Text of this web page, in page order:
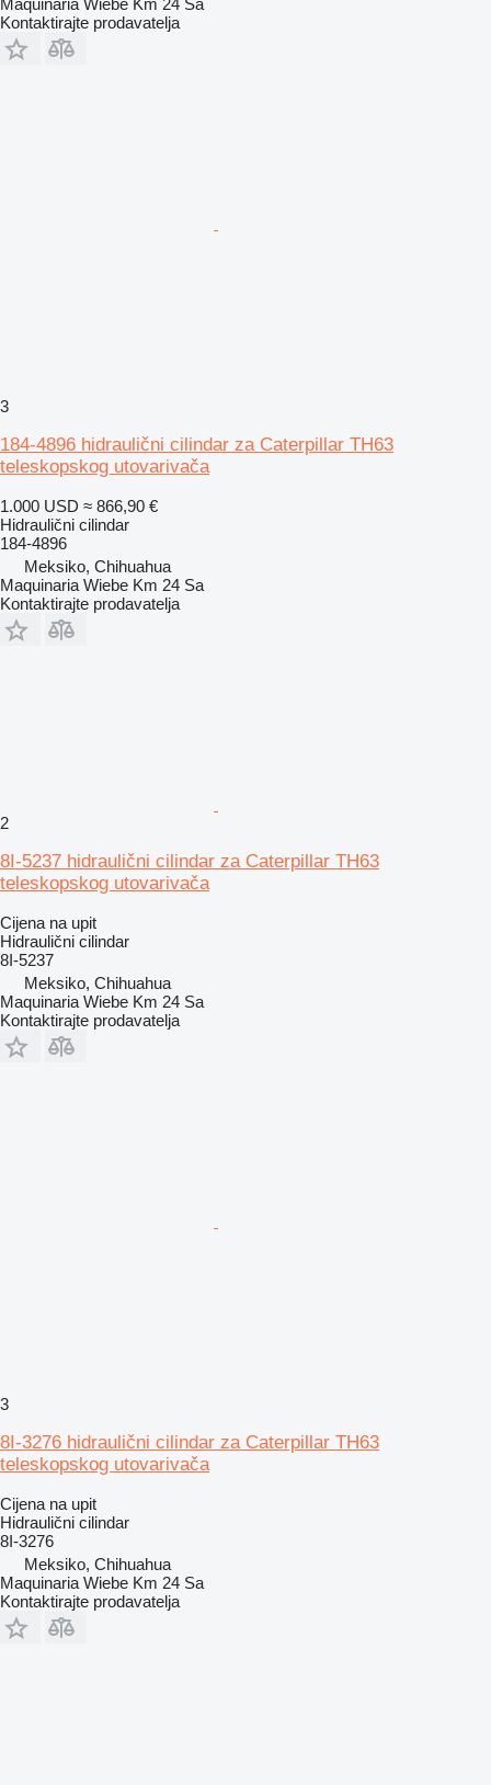
Maquinaria Wiebe Km 24 Sa
Kontaktirajte prodavatelja
3
184-4896 hidraulični cilindar za Caterpillar TH63
teleskopskog utovarivača
1.000 USD ≈ 866,90 €
Hidraulični cilindar
184-4896
Meksiko, Chihuahua
Maquinaria Wiebe Km 24 Sa
Kontaktirajte prodavatelja
2
8I-5237 hidraulični cilindar za Caterpillar TH63
teleskopskog utovarivača
Cijena na upit
Hidraulični cilindar
8I-5237
Meksiko, Chihuahua
Maquinaria Wiebe Km 24 Sa
Kontaktirajte prodavatelja
3
8I-3276 hidraulični cilindar za Caterpillar TH63
teleskopskog utovarivača
Cijena na upit
Hidraulični cilindar
8I-3276
Meksiko, Chihuahua
Maquinaria Wiebe Km 24 Sa
Kontaktirajte prodavatelja